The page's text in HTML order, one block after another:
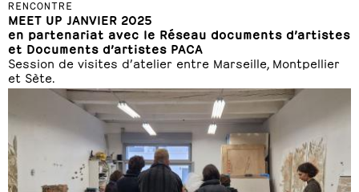
RENCONTRE
MEET UP JANVIER 2025
en partenariat avec le Réseau documents d’artistes
et Documents d’artistes PACA
Session de visites d’atelier entre Marseille, Montpellier
et Sète.